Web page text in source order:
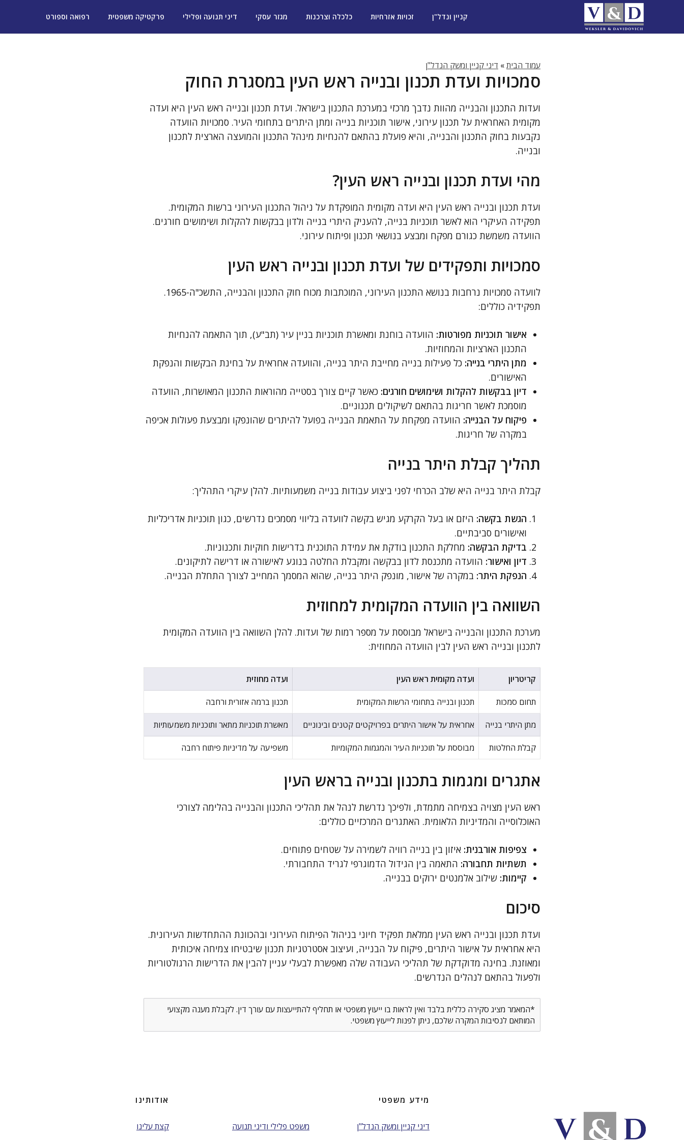
קניין ונדל"ן זכויות אזרחיות כלכלה וצרכנות מגזר עסקי דיני תנועה ופלילי פרקטיקה משפטית רפואה וספורט
עמוד הבית» דיני קניין ומשק הנדל"ן
סמכויות ועדת תכנון ובנייה ראש העין במסגרת החוק
ועדות התכנון והבנייה מהוות נדבך מרכזי במערכת התכנון בישראל. ועדת תכנון ובנייה ראש העין היא ועדה
מקומית האחראית על תכנון עירוני, אישור תוכניות בנייה ומתן היתרים בתחומי העיר. סמכויות הוועדה
נקבעות בחוק התכנון והבנייה, והיא פועלת בהתאם להנחיות מינהל התכנון והמועצה הארצית לתכנון
ובנייה.
מהי ועדת תכנון ובנייה ראש העין?
ועדת תכנון ובנייה ראש העין היא ועדה מקומית המופקדת על ניהול התכנון העירוני ברשות המקומית.
תפקידה העיקרי הוא לאשר תוכניות בנייה, להעניק היתרי בנייה ולדון בבקשות להקלות ושימושים חורגים.
הוועדה משמשת כגורם מפקח ומבצע בנושאי תכנון ופיתוח עירוני.
סמכויות ותפקידים של ועדת תכנון ובנייה ראש העין
לוועדה סמכויות נרחבות בנושא התכנון העירוני, המוכתבות מכוח חוק התכנון והבנייה, התשכ"ה-1965.
תפקידיה כוללים:
אישור תוכניות מפורטות: הוועדה בוחנת ומאשרת תוכניות בניין עיר (תב"ע), תוך התאמה להנחיות
התכנון הארציות והמחוזיות.
מתן היתרי בנייה: כל פעילות בנייה מחייבת היתר בנייה, והוועדה אחראית על בחינת הבקשות והנפקת
האישורים.
דיון בבקשות להקלות ושימושים חורגים: כאשר קיים צורך בסטייה מהוראות התכנון המאושרות, הוועדה
מוסמכת לאשר חריגות בהתאם לשיקולים תכנוניים.
פיקוח על הבנייה: הוועדה מפקחת על התאמת הבנייה בפועל להיתרים שהונפקו ומבצעת פעולות אכיפה
במקרה של חריגות.
תהליך קבלת היתר בנייה
קבלת היתר בנייה היא שלב הכרחי לפני ביצוע עבודות בנייה משמעותיות. להלן עיקרי התהליך:
הגשת בקשה: היזם או בעל הקרקע מגיש בקשה לוועדה בליווי מסמכים נדרשים, כגון תוכניות אדריכליות
ואישורים סביבתיים.
בדיקת הבקשה: מחלקת התכנון בודקת את עמידת התוכנית בדרישות חוקיות ותכנוניות.
דיון ואישור: הוועדה מתכנסת לדון בבקשה ומקבלת החלטה בנוגע לאישורה או דרישה לתיקונים.
הנפקת היתר: במקרה של אישור, מונפק היתר בנייה, שהוא המסמך המחייב לצורך התחלת הבנייה.
השוואה בין הוועדה המקומית למחוזית
מערכת התכנון והבנייה בישראל מבוססת על מספר רמות של ועדות. להלן השוואה בין הוועדה המקומית
לתכנון ובנייה ראש העין לבין הוועדה המחוזית:
קריטריון ועדה מקומית ראש העין ועדה מחוזית
תחום סמכות תכנון ובנייה בתחומי הרשות המקומית תכנון ברמה אזורית ורחבה
מתן היתרי בנייה אחראית על אישור היתרים בפרויקטים קטנים ובינוניים מאשרת תוכניות מתאר ותוכניות משמעותיות
קבלת החלטות מבוססת על תוכניות העיר והמגמות המקומיות משפיעה על מדיניות פיתוח רחבה
אתגרים ומגמות בתכנון ובנייה בראש העין
ראש העין מצויה בצמיחה מתמדת, ולפיכך נדרשת לנהל את תהליכי התכנון והבנייה בהלימה לצורכי
האוכלוסייה והמדיניות הלאומית. האתגרים המרכזיים כוללים:
צפיפות אורבנית: איזון בין בנייה רוויה לשמירה על שטחים פתוחים.
תשתיות תחבורה: התאמה בין הגידול הדמוגרפי לגריד התחבורתי.
קיימות: שילוב אלמנטים ירוקים בבנייה.
סיכום
ועדת תכנון ובנייה ראש העין ממלאת תפקיד חיוני בניהול הפיתוח העירוני ובהכוונת ההתחדשות העירונית.
היא אחראית על אישור היתרים, פיקוח על הבנייה, ועיצוב אסטרטגיות תכנון שיבטיחו צמיחה איכותית
ומאוזנת. בחינה מדוקדקת של תהליכי העבודה שלה מאפשרת לבעלי עניין להבין את הדרישות הרגולטוריות
ולפעול בהתאם לנהלים הנדרשים.
*המאמר מציג סקירה כללית בלבד ואין לראות בו ייעוץ משפטי או תחליף להתייעצות עם עורך דין. לקבלת מענה מקצועי
המותאם לנסיבות המקרה שלכם, ניתן לפנות לייעוץ משפטי.
מידע משפטי
דיני קניין ומשק הנדל"ן
משפט פלילי ודיני תנועה
אודותינו
קצת עלינו